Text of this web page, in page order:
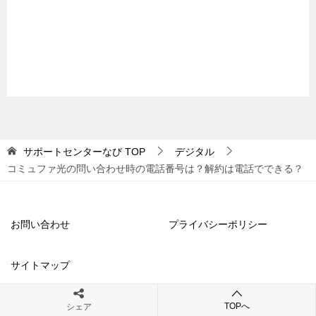
サポートセンターなび TOP
デジタル
コミュファ光の問い合わせ時の電話番号は？解約は電話でできる？
お問い合わせ プライバシーポリシー
サイトマップ
シェア TOPへ